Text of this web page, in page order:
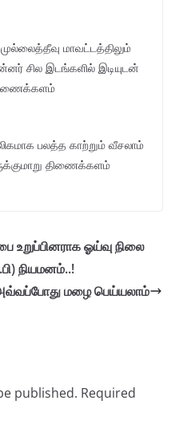
மாவட்டத்திலும்
சில இடங்களில் இடியுடன்
பலத்த காற்றும் வீசலாம்
திணைக்களம்
உறுப்பினராக ஓய்வு நிலை
நியமனம்..!
மழை பெய்யலாம்
published. Required